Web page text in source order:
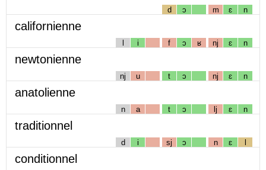
d ɔ m ɛ n
californienne
l i f ɔ ʁ nj ɛ n
newtonienne
nj u t ɔ nj ɛ n
anatolienne
n a t ɔ lj ɛ n
traditionnel
d i sj ɔ n ɛ l
conditionnel